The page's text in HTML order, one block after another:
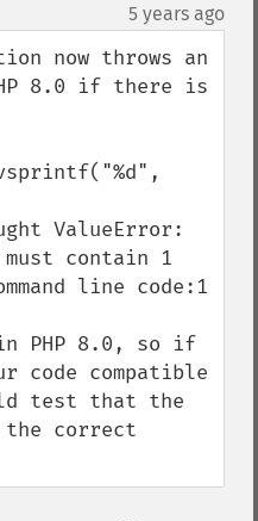
5 years ago
now throws an
8.0 if there is
ValueError:
must contain 1
line code:1
PHP 8.0, so if
code compatible
test that the
the correct